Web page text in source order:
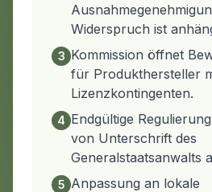
Widerspruch ist
3 Kommission öffnet
für Produkthersteller
Lizenzkontingenten.
4 Endgültige
von Unterschrift des
Generalstaatsanwalts
5 Anpassung an lokale